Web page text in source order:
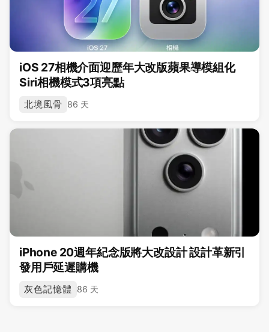
iOS 27相機介面迎歷年大改版蘋果導模組化
Siri相機模式3項亮點
北境風骨 86 天
iPhone 20週年紀念版將大改設計 設計革新引
發用戶延遲購機
灰色記憶體 86 天